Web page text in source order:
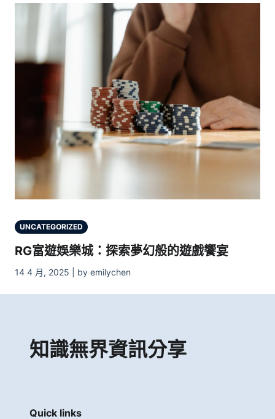
UNCATEGORIZED
RG富遊娛樂城：探索夢幻般的遊戲饗宴
14 4 月, 2025 | by emilychen
知識無界資訊分享
Quick links